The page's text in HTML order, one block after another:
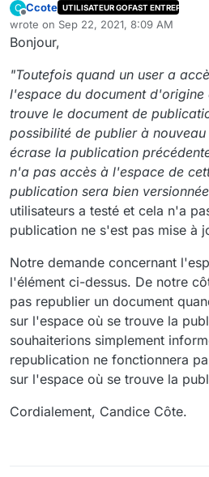
C
Offline
Ccote UTILISATEUR GOFAST ENTREPRISE
wrote on Sep 22, 2021, 8:09 AM
last edited by
Bonjour,
"Toutefois quand un user a
l'espace du document
trouve le document de
possibilité de publier à
écrase la publication
n'a pas accès à l'espace de
publication sera bien
utilisateurs a testé et cela n'a
publication ne s'est pas mise à
Notre demande concernant
l'élément ci-dessus. De notre
pas republier un document
sur l'espace où se trouve la
souhaiterions simplement
republication ne fonctionnera
sur l'espace où se trouve la
Cordialement, Candice Côte.